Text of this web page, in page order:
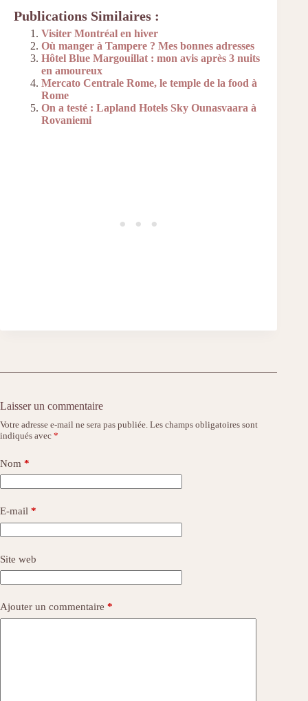
Publications Similaires :
Visiter Montréal en hiver
Où manger à Tampere ? Mes bonnes adresses
Hôtel Blue Margouillat : mon avis après 3 nuits
en amoureux
Mercato Centrale Rome, le temple de la food à
Rome
On a testé : Lapland Hotels Sky Ounasvaara à
Rovaniemi
Laisser un commentaire
Votre adresse e-mail ne sera pas publiée. Les champs obligatoires sont
indiqués avec *
Nom *
E-mail *
Site web
Ajouter un commentaire *